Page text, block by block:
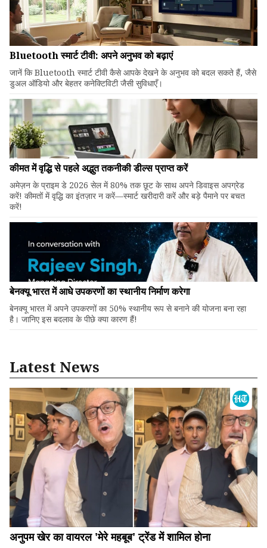
Bluetooth स्मार्ट टीवी: अपने अनुभव को बढ़ाएं
जानें कि Bluetooth स्मार्ट टीवी कैसे आपके देखने के अनुभव को बदल सकते हैं, जैसे
डुअल ऑडियो और बेहतर कनेक्टिविटी जैसी सुविधाएँ।
कीमत में वृद्धि से पहले अद्भुत तकनीकी डील्स प्राप्त करें
अमेज़न के प्राइम डे 2026 सेल में 80% तक छूट के साथ अपने डिवाइस अपग्रेड
करें! कीमतों में वृद्धि का इंतज़ार न करें—स्मार्ट खरीदारी करें और बड़े पैमाने पर बचत
करें!
बेनक्यू भारत में आधे उपकरणों का स्थानीय निर्माण करेगा
बेनक्यू भारत में अपने उपकरणों का 50% स्थानीय रूप से बनाने की योजना बना रहा
है। जानिए इस बदलाव के पीछे क्या कारण हैं!
Latest News
अनुपम खेर का वायरल 'मेरे महबूब' ट्रेंड में शामिल होना